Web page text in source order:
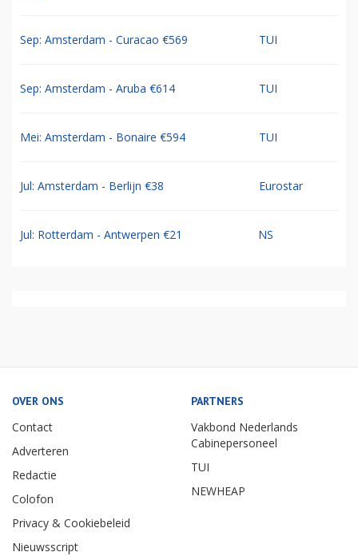
Sep: Amsterdam - Curacao €569 TUI
Sep: Amsterdam - Aruba €614 TUI
Mei: Amsterdam - Bonaire €594 TUI
Jul: Amsterdam - Berlijn €38 Eurostar
Jul: Rotterdam - Antwerpen €21 NS
OVER ONS
Contact
Adverteren
Redactie
Colofon
Privacy & Cookiebeleid
Nieuwsscript
PARTNERS
Vakbond Nederlands
Cabinepersoneel
TUI
NEWHEAP